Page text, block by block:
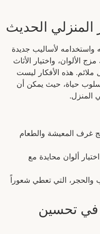
المنزلي الحديث
واستخدامه لأساليب جديدة
واختيار الأثاث
هذه الأفكار ليست
حياة، حيث يمكن أن
المنزل.
غرف المعيشة والطعام
ألوان محايدة مع
التي تعطي شعوراً
في تحسين